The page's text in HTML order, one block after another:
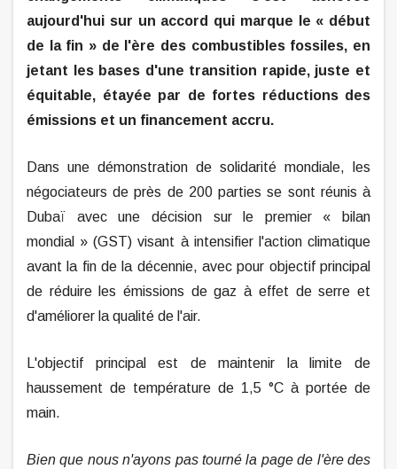
aujourd'hui sur un accord qui marque le « début
de la fin » de l'ère des combustibles fossiles, en
jetant les bases d'une transition rapide, juste et
équitable, étayée par de fortes réductions des
émissions et un financement accru.
Dans une démonstration de solidarité mondiale, les
négociateurs de près de 200 parties se sont réunis à
Dubaï avec une décision sur le premier « bilan
mondial » (GST) visant à intensifier l'action climatique
avant la fin de la décennie, avec pour objectif principal
de réduire les émissions de gaz à effet de serre et
d'améliorer la qualité de l'air.
L'objectif principal est de maintenir la limite de
haussement de température de 1,5 °C à portée de
main.
Bien que nous n'ayons pas tourné la page de l'ère des